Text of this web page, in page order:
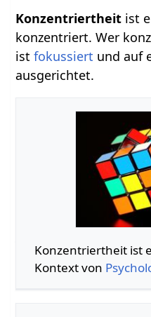
ist
konzentriert. Wer
istfokussiert und auf
ausgerichtet.
Konzentriertheit‏‎ ist ein Substantiv im
Kontext von